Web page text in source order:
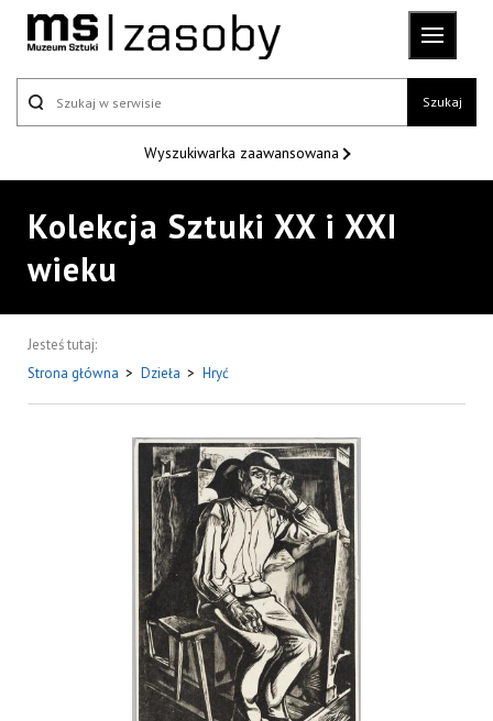
Szukaj
Wyszukiwarka zaawansowana
Kolekcja Sztuki XX i XXI
wieku
Jesteś tutaj:
Strona główna > Dzieła > Hryć